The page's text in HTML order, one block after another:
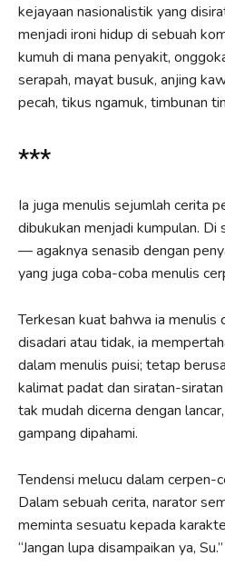
kejayaan nasionalistik yang
menjadi ironi hidup di sebuah
kumuh di mana penyakit,
serapah, mayat busuk, anjing
pecah, tikus ngamuk, timbunan
***
Ia juga menulis sejumlah cerita
dibukukan menjadi kumpulan.
— agaknya senasib dengan
yang juga coba-coba menulis
Terkesan kuat bahwa ia
disadari atau tidak, ia
dalam menulis puisi; tetap
kalimat padat dan siratan-
tak mudah dicerna dengan
gampang dipahami.
Tendensi melucu dalam cerpen-
Dalam sebuah cerita, narator
meminta sesuatu kepada
“Jangan lupa disampaikan ya, Su.”